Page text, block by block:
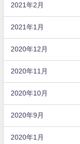
2021年2月
2021年1月
2020年12月
2020年11月
2020年10月
2020年9月
2020年1月